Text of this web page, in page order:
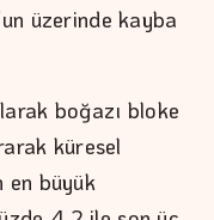
üzerinde kayba
boğazı bloke
küresel
en büyük